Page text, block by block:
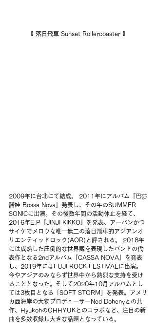
【 落日飛車 Sunset Rollercoaster 】
2009年に台北にて結成。 2011年にアルバム『巴莎
諾娃 Bossa Nova』発表し、その年のSUMMER
SONICに出演。その後数年間の活動休止を経て、
2016年E.P『JINJI KIKKO』を発表、アーバンかつ
サイケでメロウな唯一無二の落日飛車的アジアンオ
リエンティッドロック(AOR)と評される。 2018年
には成熟した圧倒的な世界観を表現したバンドの代
表作となる2ndアルバム『CASSA NOVA』を発表
し、2019年にはFUJI ROCK FESTIVALに出演。
今やアジアのみならず世界中から熱烈な支持を受け
ることとなった。そして2020年10月アルバムとし
ては3枚目となる「SOFT STORM」を発表。アメリ
カ西海岸の大物プロデューサーNed Dohenyとの共
作、HyukohのOHHYUKとのコラボなど、注目の新
曲を多数収録し大きな話題となっている。